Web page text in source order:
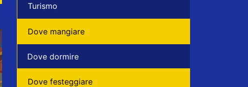
Turismo
Dove mangiare
Dove dormire
Dove festeggiare